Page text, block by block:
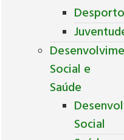
Social e
Saúde
Social